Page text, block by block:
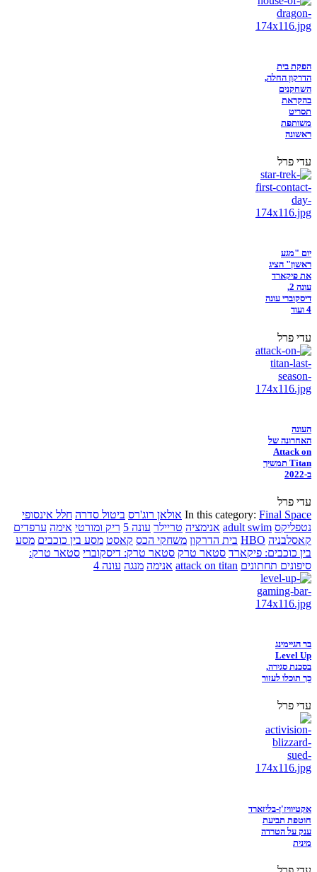
הפקת בית
הדרקון החלה,
השחקנים
בהקראת
תסריט
משותפת
ראשונה
עדי פרל
יום "מגע
ראשון" הציג
את פיקארד
עונה 2,
דיסקוברי עונה
4 ועוד
עדי פרל
העונה
האחרונה של
Attack on
Titan תמשיך
ב-2022
עדי פרל
In this category: Final Space אולאן רוג'רס ביטול סדרה חלל אינסופי
נטפליקס adult swim אנימציה טריילר עונה 5 ריק ומורטי אימה ערפדים
קאסלבניה HBO בית הדרקון משחקי הכס קאסט מסע בין כוכבים מסע
בין כוכבים: פיקארד סטאר טרק סטאר טרק: דיסקוברי סטאר טרק:
סיפונים תחתונים attack on titan אנימה מנגה עונה 4
בר הגיימינג
Level Up
בסכנת סגירה,
כך תוכלו לעזור
עדי פרל
אקטיוויז'ן-בליזארד
חוטפת תביעת
ענק על הטרדה
מינית